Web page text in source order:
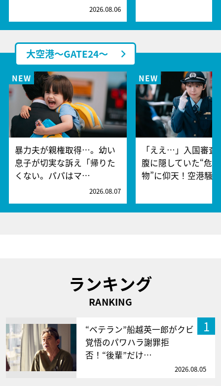
2026.08.06
大空港～GATE24～
暴力夫が親権取得…。幼い
息子が切実な訴え「帰りた
くない。パパはマ…
2026.08.07
「ええ…」入国審査
腹に隠していた“危
物”に仰天！空港騒
ランキング
RANKING
1
“ベテラン”船越英一郎がクビ
覚悟のパワハラ謝罪拒
否！“後輩”だけ…
2026.08.05